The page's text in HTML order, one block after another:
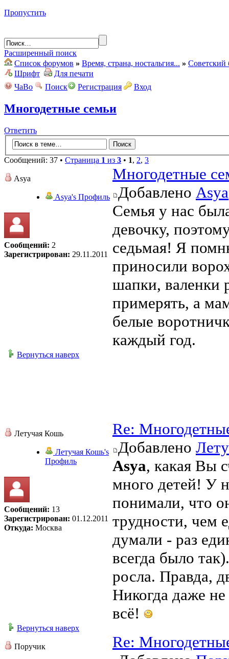
Пропустить
Расширенный поиск
Список форумов » Время, страна, ностальгия... » Советский
Шрифт
Для печати
ЧаВо
Поиск Регистрация Вход
Многодетные семьи
Ответить
Сообщений: 37 • Страница 1 из 3 • 1, 2, 3
Asya
Asya's Профиль
Сообщений: 2
Зарегистрирован: 29.11.2011
Многодетные
Добавлено Asya
Семья у нас
девочку,
седьмая! Я
приносили
шапки, валенки
примерять, а
белые
каждый год.
Вернуться наверх
Летучая Кошь
Летучая Кошь's
Профиль
Сообщений: 13
Зарегистрирован: 01.12.2011
Откуда: Москва
Re:
Добавлено
Asya, какая Вы
много детей! У
понимали, что
трудности, чем
думали - раз
всегда было
росла. Правда,
Никогда даже
всё!
Вернуться наверх
Поручик
Re: